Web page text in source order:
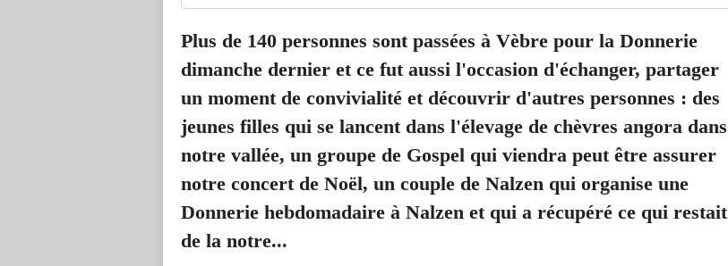
Plus de 140 personnes sont passées à Vèbre pour la Donnerie
dimanche dernier et ce fut aussi l'occasion d'échanger, partager
un moment de convivialité et découvrir d'autres personnes : des
jeunes filles qui se lancent dans l'élevage de chèvres angora dans
notre vallée, un groupe de Gospel qui viendra peut être assurer
notre concert de Noël, un couple de Nalzen qui organise une
Donnerie hebdomadaire à Nalzen et qui a récupéré ce qui restait
de la notre...